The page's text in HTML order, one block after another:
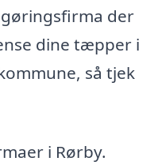
der
dine tæpper i
så tjek
i Rørby.